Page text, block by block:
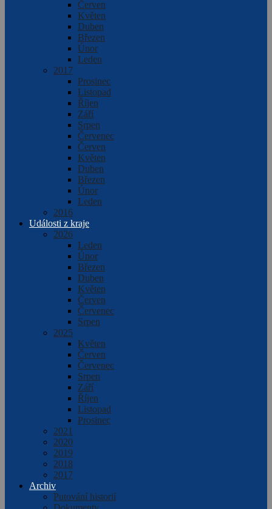
Červen
Květen
Duben
Březen
Únor
Leden
2017
Prosinec
Listopad
Říjen
Září
Srpen
Červenec
Červen
Květen
Duben
Březen
Únor
Leden
2016
Události z kraje
2026
Leden
Únor
Březen
Duben
Květen
Červen
Červenec
Srpen
2025
Květen
Červen
Červenec
Srpen
Září
Říjen
Listopad
Prosinec
2021
2020
2019
2018
2017
Archiv
Putování historií